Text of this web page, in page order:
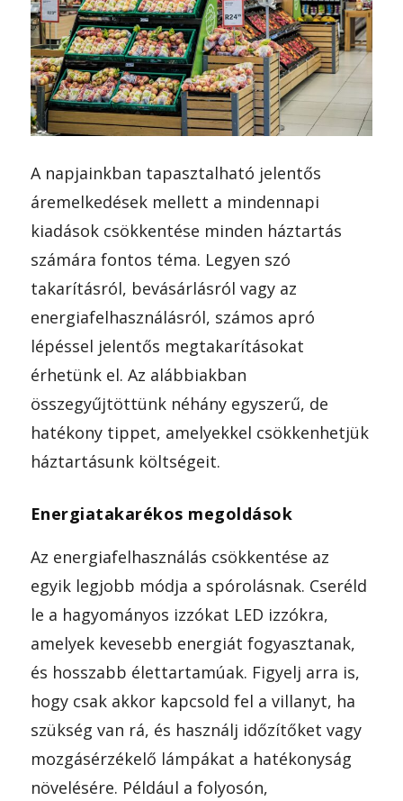
A napjainkban tapasztalható jelentős
áremelkedések mellett a mindennapi
kiadások csökkentése minden háztartás
számára fontos téma. Legyen szó
takarításról, bevásárlásról vagy az
energiafelhasználásról, számos apró
lépéssel jelentős megtakarításokat
érhetünk el. Az alábbiakban
összegyűjtöttünk néhány egyszerű, de
hatékony tippet, amelyekkel csökkenhetjük
háztartásunk költségeit.
Energiatakarékos megoldások
Az energiafelhasználás csökkentése az
egyik legjobb módja a spórolásnak. Cseréld
le a hagyományos izzókat LED izzókra,
amelyek kevesebb energiát fogyasztanak,
és hosszabb élettartamúak. Figyelj arra is,
hogy csak akkor kapcsold fel a villanyt, ha
szükség van rá, és használj időzítőket vagy
mozgásérzékelő lámpákat a hatékonyság
növelésére. Például a folyosón,